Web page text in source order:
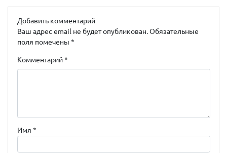
Добавить комментарий
Ваш адрес email не будет опубликован. Обязательные
поля помечены *
Комментарий*
Имя *